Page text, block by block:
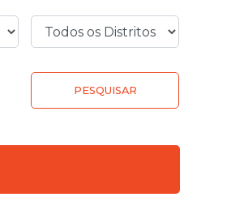
PESQUISAR